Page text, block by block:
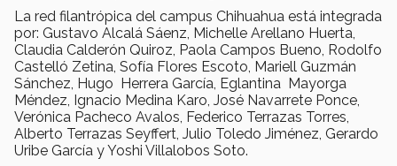
La red filantrópica del campus Chihuahua está integrada
por: Gustavo Alcalá Sáenz, Michelle Arellano Huerta,
Claudia Calderón Quiroz, Paola Campos Bueno, Rodolfo
Castelló Zetina, Sofía Flores Escoto, Mariell Guzmán
Sánchez, Hugo Herrera García, Eglantina Mayorga
Méndez, Ignacio Medina Karo, José Navarrete Ponce,
Verónica Pacheco Avalos, Federico Terrazas Torres,
Alberto Terrazas Seyffert, Julio Toledo Jiménez, Gerardo
Uribe García y Yoshi Villalobos Soto.